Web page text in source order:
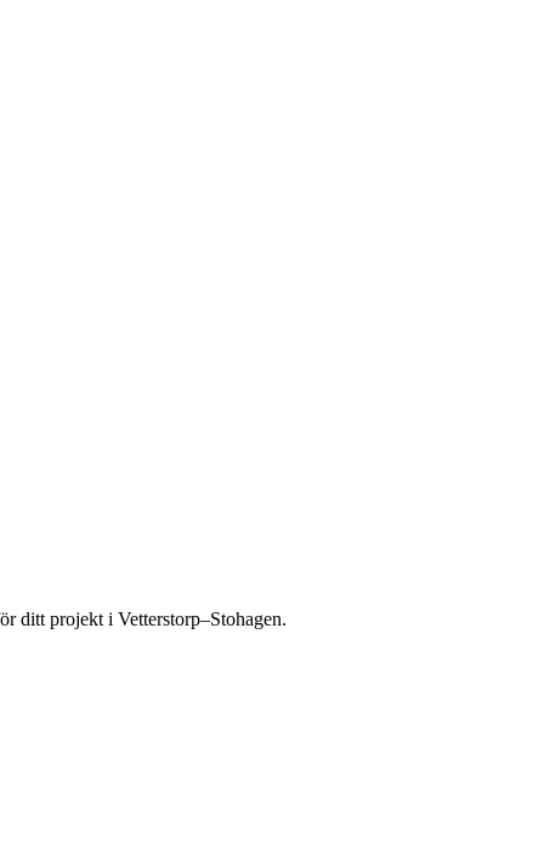
ditt projekt i Vetterstorp–Stohagen.